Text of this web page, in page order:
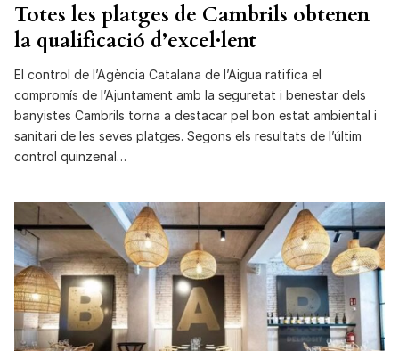
Totes les platges de Cambrils obtenen
la qualificació d’excel·lent
El control de l’Agència Catalana de l’Aigua ratifica el
compromís de l’Ajuntament amb la seguretat i benestar dels
banyistes Cambrils torna a destacar pel bon estat ambiental i
sanitari de les seves platges. Segons els resultats de l’últim
control quinzenal…